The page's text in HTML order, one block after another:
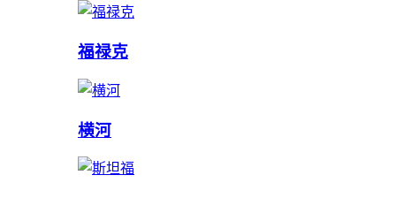
福禄克
横河